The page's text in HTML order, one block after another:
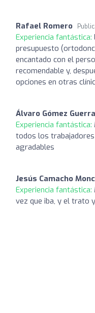
Rafael Romero
Experiencia fantástica:
presupuesto
encantado con el
recomendable y,
opciones en otras
Álvaro Gómez Guerra
Experiencia fantástica:
todos los
agradables
Jesús Camacho
Experiencia fantástica:
vez que iba, y el trato